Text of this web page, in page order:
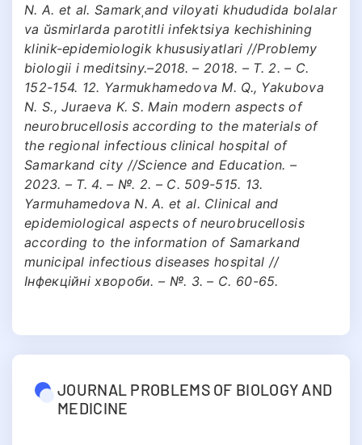
N. A. et al. Samarkˌand viloyati khududida bolalar
va ŭsmirlarda parotitli infektsiya kechishining
klinik-epidemiologik khususiyatlari //Problemy
biologii i meditsiny.–2018. – 2018. – Т. 2. – С.
152-154. 12. Yarmukhamedova M. Q., Yakubova
N. S., Juraeva K. S. Main modern aspects of
neurobrucellosis according to the materials of
the regional infectious clinical hospital of
Samarkand city //Science and Education. –
2023. – Т. 4. – №. 2. – С. 509-515. 13.
Yarmuhamedova N. A. et al. Clinical and
epidemiological aspects of neurobrucellosis
according to the information of Samarkand
municipal infectious diseases hospital //
Інфекційні хвороби. – №. 3. – С. 60-65.
JOURNAL PROBLEMS OF BIOLOGY AND
MEDICINE